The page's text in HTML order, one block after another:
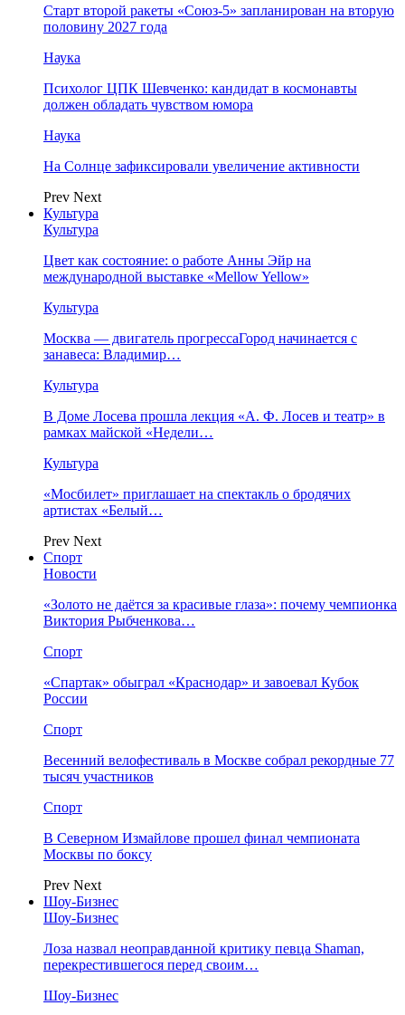
Старт второй ракеты «Союз-5» запланирован на вторую
половину 2027 года
Наука
Психолог ЦПК Шевченко: кандидат в космонавты
должен обладать чувством юмора
Наука
На Солнце зафиксировали увеличение активности
Prev Next
Культура
Культура
Цвет как состояние: о работе Анны Эйр на
международной выставке «Mellow Yellow»
Культура
Москва — двигатель прогрессаГород начинается с
занавеса: Владимир…
Культура
В Доме Лосева прошла лекция «А. Ф. Лосев и театр» в
рамках майской «Недели…
Культура
«Мосбилет» приглашает на спектакль о бродячих
артистах «Белый…
Prev Next
Спорт
Новости
«Золото не даётся за красивые глаза»: почему чемпионка
Виктория Рыбченкова…
Спорт
«Спартак» обыграл «Краснодар» и завоевал Кубок
России
Спорт
Весенний велофестиваль в Москве собрал рекордные 77
тысяч участников
Спорт
В Северном Измайлове прошел финал чемпионата
Москвы по боксу
Prev Next
Шоу-Бизнес
Шоу-Бизнес
Лоза назвал неоправданной критику певца Shaman,
перекрестившегося перед своим…
Шоу-Бизнес